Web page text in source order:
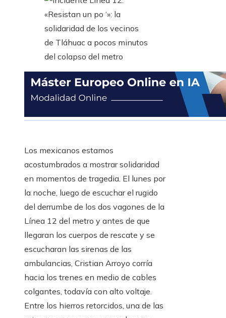
Los mexicanos estamos
acostumbrados a mostrar solidaridad
en momentos de tragedia. El lunes por
la noche, luego de escuchar el rugido
del derrumbe de los dos vagones de la
Línea 12 del metro y antes de que
llegaran los cuerpos de rescate y se
escucharan las sirenas de las
ambulancias, Cristian Arroyo corría
hacia los trenes en medio de cables
colgantes, todavía con alto voltaje.
Entre los hierros retorcidos, una de las